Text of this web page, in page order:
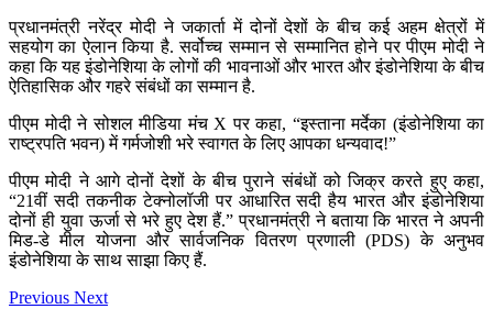
प्रधानमंत्री नरेंद्र मोदी ने जकार्ता में दोनों देशों के बीच कई अहम क्षेत्रों में
सहयोग का ऐलान किया है. सर्वोच्च सम्मान से सम्मानित होने पर पीएम मोदी ने
कहा कि यह इंडोनेशिया के लोगों की भावनाओं और भारत और इंडोनेशिया के बीच
ऐतिहासिक और गहरे संबंधों का सम्मान है.
पीएम मोदी ने सोशल मीडिया मंच X पर कहा, “इस्ताना मर्देका (इंडोनेशिया का
राष्ट्रपति भवन) में गर्मजोशी भरे स्वागत के लिए आपका धन्यवाद!”
पीएम मोदी ने आगे दोनों देशों के बीच पुराने संबंधों को जिक्र करते हुए कहा,
“21वीं सदी तकनीक टेक्नोलॉजी पर आधारित सदी हैय भारत और इंडोनेशिया
दोनों ही युवा ऊर्जा से भरे हुए देश हैं.” प्रधानमंत्री ने बताया कि भारत ने अपनी
मिड-डे मील योजना और सार्वजनिक वितरण प्रणाली (PDS) के अनुभव
इंडोनेशिया के साथ साझा किए हैं.
Previous Next